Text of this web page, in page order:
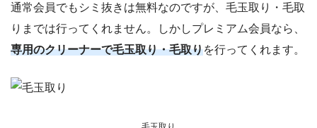
通常会員でもシミ抜きは無料なのですが、毛玉取り・毛取
りまでは行ってくれません。しかしプレミアム会員なら、
専用のクリーナーで毛玉取り・毛取りを行ってくれます。